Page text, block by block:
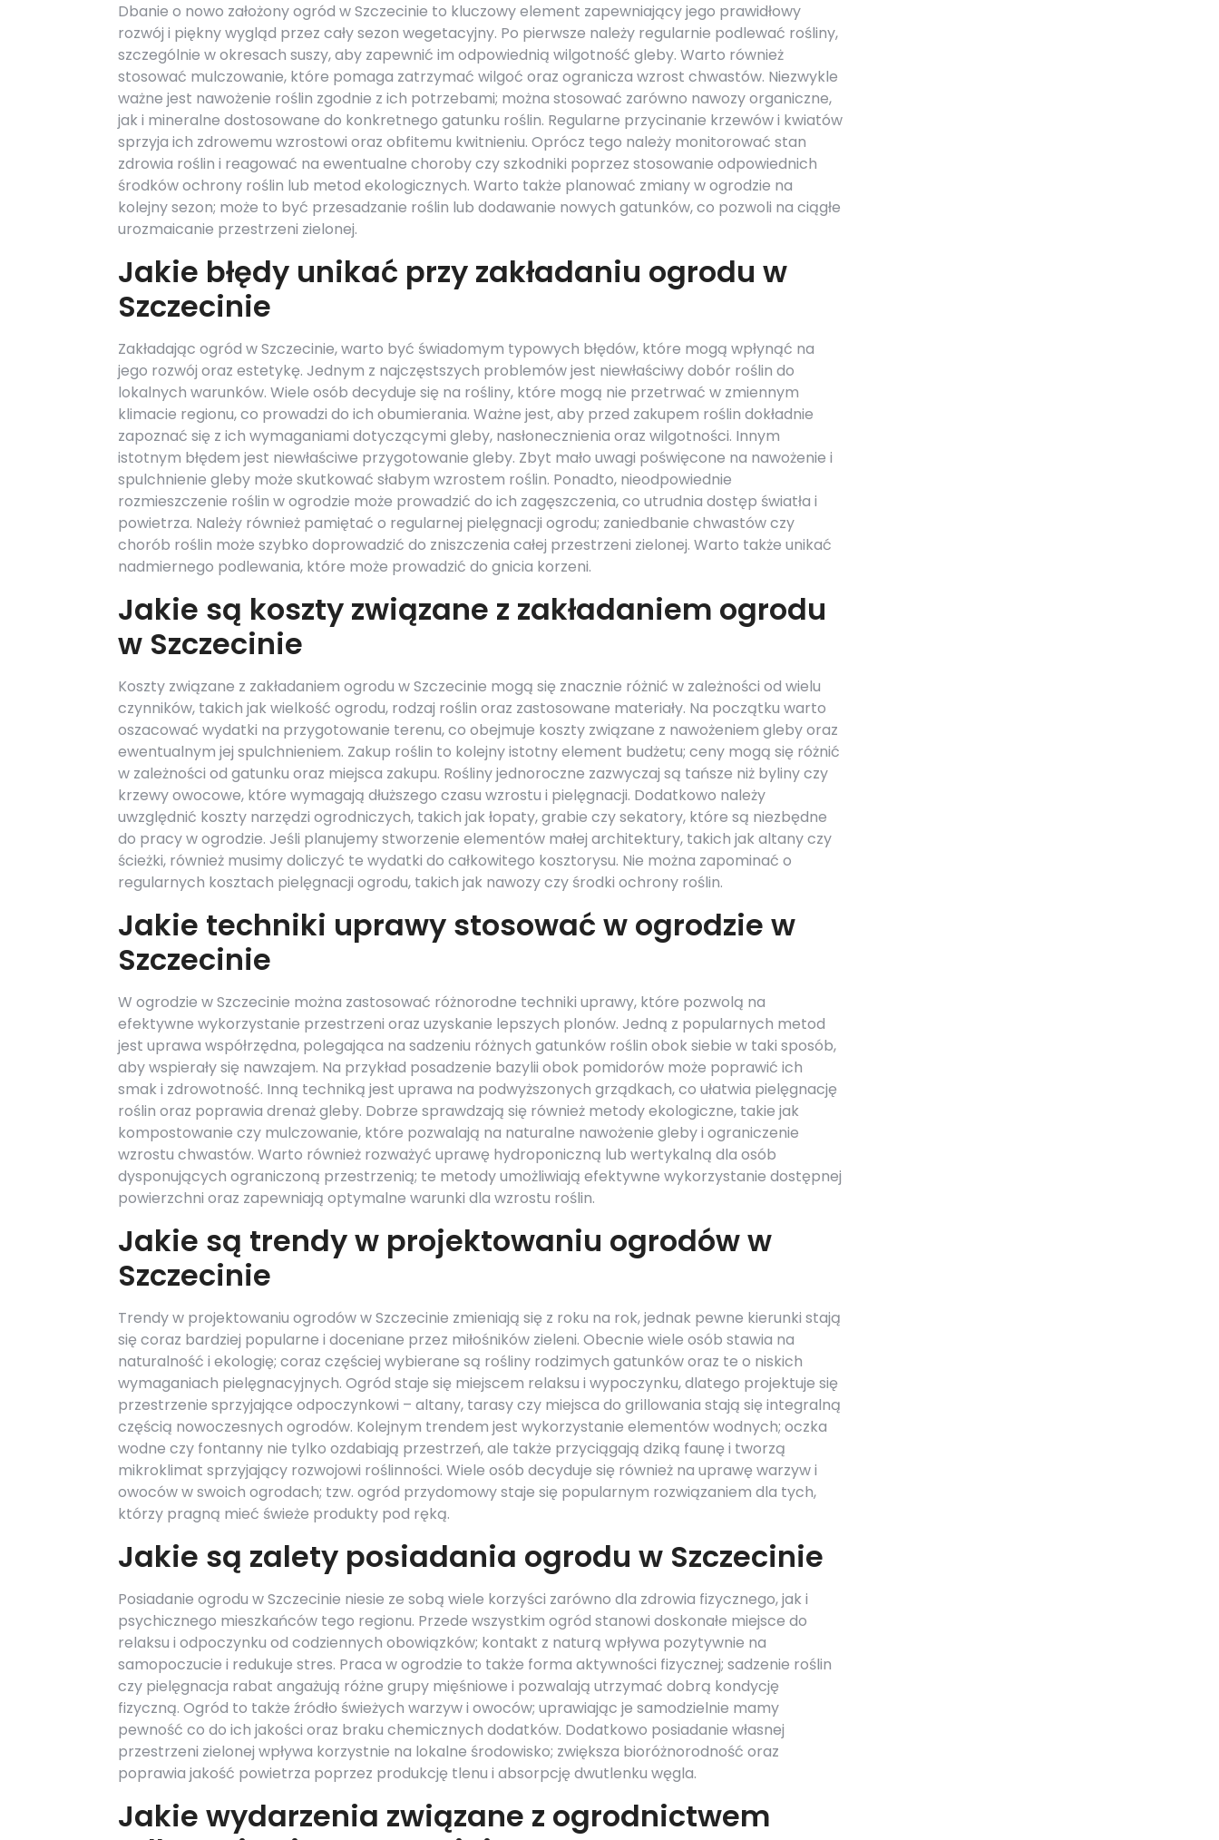
Dbanie o nowo założony ogród w Szczecinie to kluczowy element zapewniający jego prawidłowy
rozwój i piękny wygląd przez cały sezon wegetacyjny. Po pierwsze należy regularnie podlewać rośliny,
szczególnie w okresach suszy, aby zapewnić im odpowiednią wilgotność gleby. Warto również
stosować mulczowanie, które pomaga zatrzymać wilgoć oraz ogranicza wzrost chwastów. Niezwykle
ważne jest nawożenie roślin zgodnie z ich potrzebami; można stosować zarówno nawozy organiczne,
jak i mineralne dostosowane do konkretnego gatunku roślin. Regularne przycinanie krzewów i kwiatów
sprzyja ich zdrowemu wzrostowi oraz obfitemu kwitnieniu. Oprócz tego należy monitorować stan
zdrowia roślin i reagować na ewentualne choroby czy szkodniki poprzez stosowanie odpowiednich
środków ochrony roślin lub metod ekologicznych. Warto także planować zmiany w ogrodzie na
kolejny sezon; może to być przesadzanie roślin lub dodawanie nowych gatunków, co pozwoli na ciągłe
urozmaicanie przestrzeni zielonej.
Jakie błędy unikać przy zakładaniu ogrodu w
Szczecinie
Zakładając ogród w Szczecinie, warto być świadomym typowych błędów, które mogą wpłynąć na
jego rozwój oraz estetykę. Jednym z najczęstszych problemów jest niewłaściwy dobór roślin do
lokalnych warunków. Wiele osób decyduje się na rośliny, które mogą nie przetrwać w zmiennym
klimacie regionu, co prowadzi do ich obumierania. Ważne jest, aby przed zakupem roślin dokładnie
zapoznać się z ich wymaganiami dotyczącymi gleby, nasłonecznienia oraz wilgotności. Innym
istotnym błędem jest niewłaściwe przygotowanie gleby. Zbyt mało uwagi poświęcone na nawożenie i
spulchnienie gleby może skutkować słabym wzrostem roślin. Ponadto, nieodpowiednie
rozmieszczenie roślin w ogrodzie może prowadzić do ich zagęszczenia, co utrudnia dostęp światła i
powietrza. Należy również pamiętać o regularnej pielęgnacji ogrodu; zaniedbanie chwastów czy
chorób roślin może szybko doprowadzić do zniszczenia całej przestrzeni zielonej. Warto także unikać
nadmiernego podlewania, które może prowadzić do gnicia korzeni.
Jakie są koszty związane z zakładaniem ogrodu
w Szczecinie
Koszty związane z zakładaniem ogrodu w Szczecinie mogą się znacznie różnić w zależności od wielu
czynników, takich jak wielkość ogrodu, rodzaj roślin oraz zastosowane materiały. Na początku warto
oszacować wydatki na przygotowanie terenu, co obejmuje koszty związane z nawożeniem gleby oraz
ewentualnym jej spulchnieniem. Zakup roślin to kolejny istotny element budżetu; ceny mogą się różnić
w zależności od gatunku oraz miejsca zakupu. Rośliny jednoroczne zazwyczaj są tańsze niż byliny czy
krzewy owocowe, które wymagają dłuższego czasu wzrostu i pielęgnacji. Dodatkowo należy
uwzględnić koszty narzędzi ogrodniczych, takich jak łopaty, grabie czy sekatory, które są niezbędne
do pracy w ogrodzie. Jeśli planujemy stworzenie elementów małej architektury, takich jak altany czy
ścieżki, również musimy doliczyć te wydatki do całkowitego kosztorysu. Nie można zapominać o
regularnych kosztach pielęgnacji ogrodu, takich jak nawozy czy środki ochrony roślin.
Jakie techniki uprawy stosować w ogrodzie w
Szczecinie
W ogrodzie w Szczecinie można zastosować różnorodne techniki uprawy, które pozwolą na
efektywne wykorzystanie przestrzeni oraz uzyskanie lepszych plonów. Jedną z popularnych metod
jest uprawa współrzędna, polegająca na sadzeniu różnych gatunków roślin obok siebie w taki sposób,
aby wspierały się nawzajem. Na przykład posadzenie bazylii obok pomidorów może poprawić ich
smak i zdrowotność. Inną techniką jest uprawa na podwyższonych grządkach, co ułatwia pielęgnację
roślin oraz poprawia drenaż gleby. Dobrze sprawdzają się również metody ekologiczne, takie jak
kompostowanie czy mulczowanie, które pozwalają na naturalne nawożenie gleby i ograniczenie
wzrostu chwastów. Warto również rozważyć uprawę hydroponiczną lub wertykalną dla osób
dysponujących ograniczoną przestrzenią; te metody umożliwiają efektywne wykorzystanie dostępnej
powierzchni oraz zapewniają optymalne warunki dla wzrostu roślin.
Jakie są trendy w projektowaniu ogrodów w
Szczecinie
Trendy w projektowaniu ogrodów w Szczecinie zmieniają się z roku na rok, jednak pewne kierunki stają
się coraz bardziej popularne i doceniane przez miłośników zieleni. Obecnie wiele osób stawia na
naturalność i ekologię; coraz częściej wybierane są rośliny rodzimych gatunków oraz te o niskich
wymaganiach pielęgnacyjnych. Ogród staje się miejscem relaksu i wypoczynku, dlatego projektuje się
przestrzenie sprzyjające odpoczynkowi – altany, tarasy czy miejsca do grillowania stają się integralną
częścią nowoczesnych ogrodów. Kolejnym trendem jest wykorzystanie elementów wodnych; oczka
wodne czy fontanny nie tylko ozdabiają przestrzeń, ale także przyciągają dziką faunę i tworzą
mikroklimat sprzyjający rozwojowi roślinności. Wiele osób decyduje się również na uprawę warzyw i
owoców w swoich ogrodach; tzw. ogród przydomowy staje się popularnym rozwiązaniem dla tych,
którzy pragną mieć świeże produkty pod ręką.
Jakie są zalety posiadania ogrodu w Szczecinie
Posiadanie ogrodu w Szczecinie niesie ze sobą wiele korzyści zarówno dla zdrowia fizycznego, jak i
psychicznego mieszkańców tego regionu. Przede wszystkim ogród stanowi doskonałe miejsce do
relaksu i odpoczynku od codziennych obowiązków; kontakt z naturą wpływa pozytywnie na
samopoczucie i redukuje stres. Praca w ogrodzie to także forma aktywności fizycznej; sadzenie roślin
czy pielęgnacja rabat angażują różne grupy mięśniowe i pozwalają utrzymać dobrą kondycję
fizyczną. Ogród to także źródło świeżych warzyw i owoców; uprawiając je samodzielnie mamy
pewność co do ich jakości oraz braku chemicznych dodatków. Dodatkowo posiadanie własnej
przestrzeni zielonej wpływa korzystnie na lokalne środowisko; zwiększa bioróżnorodność oraz
poprawia jakość powietrza poprzez produkcję tlenu i absorpcję dwutlenku węgla.
Jakie wydarzenia związane z ogrodnictwem